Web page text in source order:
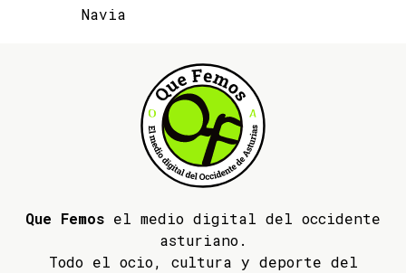
Navia
Que Femos el medio digital del occidente
asturiano.
Todo el ocio, cultura y deporte del